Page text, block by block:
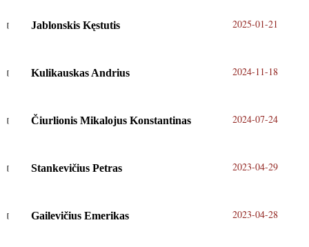
Jablonskis Kęstutis 2025-01-21
Kulikauskas Andrius 2024-11-18
Čiurlionis Mikalojus Konstantinas 2024-07-24
Stankevičius Petras 2023-04-29
Gailevičius Emerikas 2023-04-28